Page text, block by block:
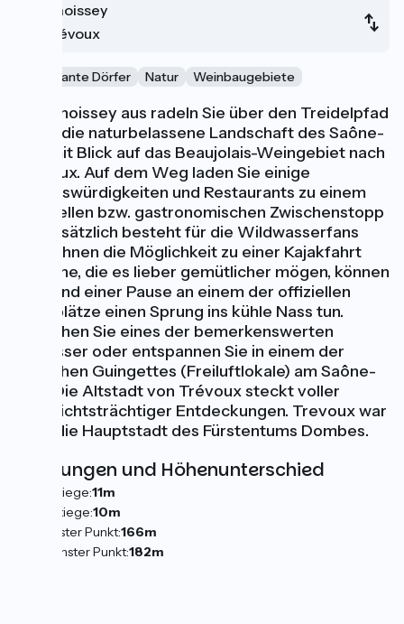
Thoissey
Trévoux
Charmante Dörfer Natur Weinbaugebiete
Von Thoissey aus radeln Sie über den Treidelpfad
durch die naturbelassene Landschaft des Saône-
Tals mit Blick auf das Beaujolais-Weingebiet nach
Trévoux. Auf dem Weg laden Sie einige
Sehenswürdigkeiten und Restaurants zu einem
kulturellen bzw. gastronomischen Zwischenstopp
ein. Zusätzlich besteht für die Wildwasserfans
unter Ihnen die Möglichkeit zu einer Kajakfahrt
und jene, die es lieber gemütlicher mögen, können
während einer Pause an einem der offiziellen
Badeplätze einen Sprung ins kühle Nass tun.
Besuchen Sie eines der bemerkenswerten
Schlösser oder entspannen Sie in einem der
typischen Guingettes (Freiluftlokale) am Saône-
Ufer. Die Altstadt von Trévoux steckt voller
geschichtsträchtiger Entdeckungen. Trevoux war
einst die Hauptstadt des Fürstentums Dombes.
Steigungen und Höhenunterschied
Anstiege:11m
Abstiege:10m
Tiefster Punkt:166m
Höchster Punkt:182m